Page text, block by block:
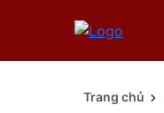
Trang chủ